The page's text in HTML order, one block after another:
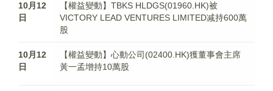
10月12
日
【權益變動】TBKS HLDGS(01960.HK)被
VICTORY LEAD VENTURES LIMITED减持600萬
股
10月12
日
【權益變動】心動公司(02400.HK)獲董事會主席
黃一孟增持10萬股